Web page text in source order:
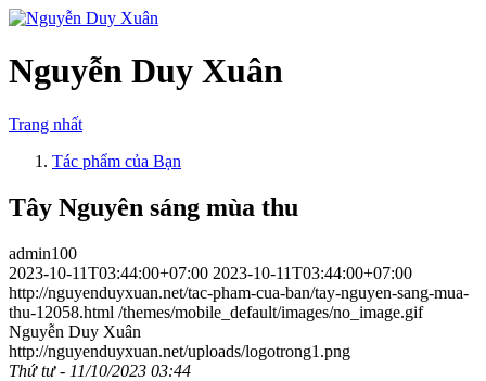
Nguyễn Duy Xuân
Trang nhất
Tác phẩm của Bạn
Tây Nguyên sáng mùa thu
admin100
2023-10-11T03:44:00+07:00 2023-10-11T03:44:00+07:00
http://nguyenduyxuan.net/tac-pham-cua-ban/tay-nguyen-sang-mua-
thu-12058.html /themes/mobile_default/images/no_image.gif
Nguyễn Duy Xuân
http://nguyenduyxuan.net/uploads/logotrong1.png
Thứ tư - 11/10/2023 03:44